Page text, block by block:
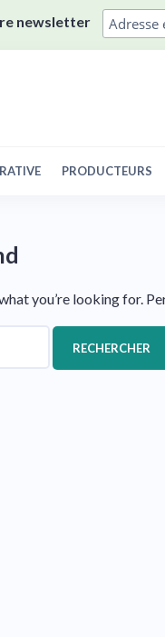
newsletter
PRODUCTEURS
you’re looking for.